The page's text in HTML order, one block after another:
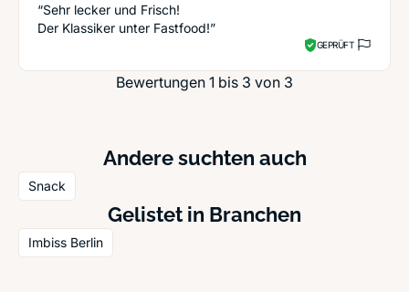
“Sehr lecker und Frisch!
Der Klassiker unter Fastfood!”
GEPRÜFT
Bewertungen 1 bis 3 von 3
Andere suchten auch
Snack
Gelistet in Branchen
Imbiss Berlin